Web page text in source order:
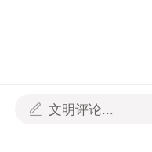
文明评论...